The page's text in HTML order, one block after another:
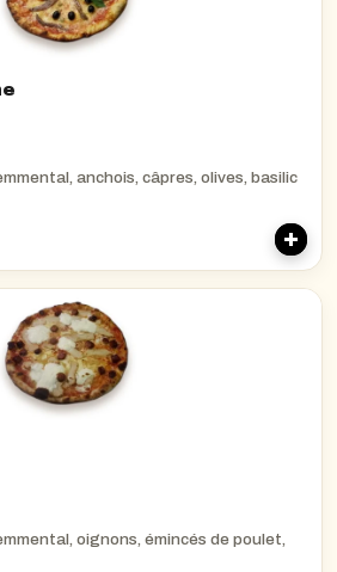
anchois, câpres, olives, basilic
oignons, émincés de poulet,